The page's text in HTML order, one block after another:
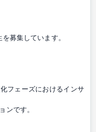
募集しています。
フェーズにおけるインサ
ンです。